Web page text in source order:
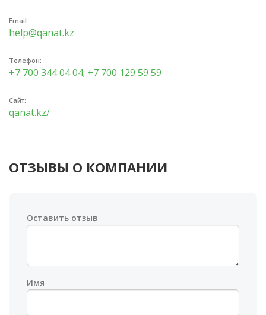
Email:
help@qanat.kz
Телефон:
+7 700 344 04 04; +7 700 129 59 59
Сайт:
qanat.kz/
ОТЗЫВЫ О КОМПАНИИ
Оставить отзыв
Имя